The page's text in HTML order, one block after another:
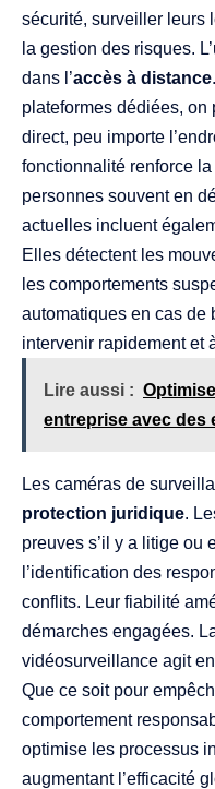
sécurité, surveiller leurs
la gestion des risques.
dans l’accès à distance
plateformes dédiées, on
direct, peu importe
fonctionnalité renforce
personnes souvent en
actuelles incluent
Elles détectent les
les comportements
automatiques en cas de
intervenir rapidement et
Lire aussi :
entreprise avec des
Les caméras de
protection juridique.
preuves s’il y a litige ou
l’identification des
conflits. Leur fiabilité
démarches engagées.
vidéosurveillance agit
Que ce soit pour
comportement
optimise les processus
augmentant l’efficacité